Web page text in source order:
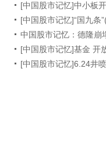
[中国股市记忆]中小板
[中国股市记忆]“国九条
中国股市记忆：德隆崩
[中国股市记忆]基金 开
[中国股市记忆]6.24井